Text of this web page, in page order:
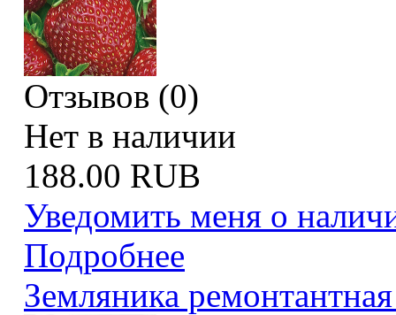
Отзывов (0)
Нет в наличии
188.00 RUB
Уведомить меня о
Подробнее
Земляника